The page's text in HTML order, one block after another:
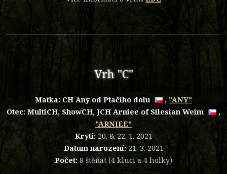
Vrh "C"
Matka: CH Any od Ptačího dolu , "ANY"
Otec: MultiCH, ShowCH, JCH Arniee of Silesian Weim
,
"ARNIEE"
Krytí:20. & 22. 1. 2021
Datum narození:21. 3. 2021
Počet: 8 štěňat (4 kluci a 4 holky)